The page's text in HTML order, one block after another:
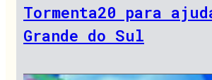
Tormenta20 para
Grande do Sul